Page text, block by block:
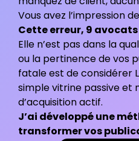
Vous avez l’impression
Cette erreur, 9
Elle n’est pas dans la
ou la pertinence de vos
fatale est de considérer
simple vitrine passive et
d’acquisition actif.
J’ai développé une
transformer vos